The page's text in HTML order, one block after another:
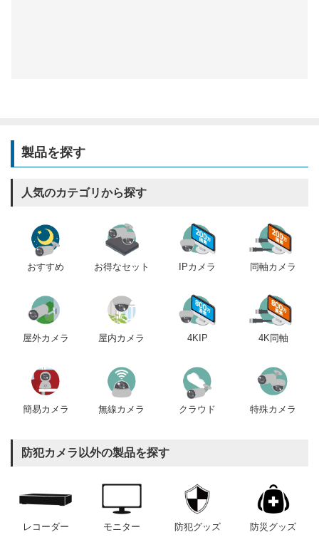
製品を探す
人気のカテゴリから探す
おすすめ お得なセット IPカメラ 同軸カメラ
屋外カメラ 屋内カメラ 4KIP 4K同軸
簡易カメラ 無線カメラ クラウド 特殊カメラ
防犯カメラ以外の製品を探す
レコーダー モニター 防犯グッズ 防災グッズ